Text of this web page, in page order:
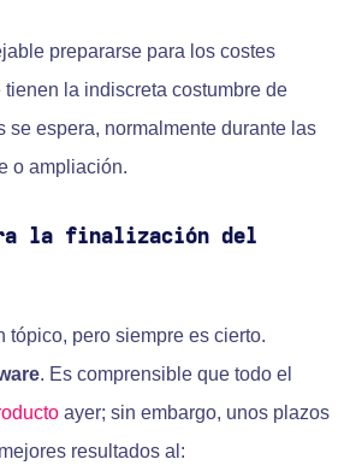
prepararse para los costes
tienen la indiscreta costumbre de
se espera, normalmente durante las
o ampliación.
la finalización del
tópico, pero siempre es cierto.
. Es comprensible que todo el
ayer; sin embargo, unos plazos
resultados al: